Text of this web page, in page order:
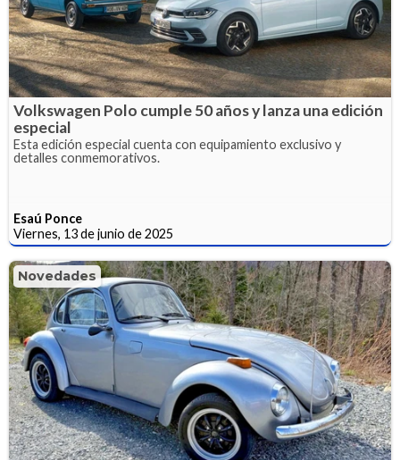
Volkswagen Polo cumple 50 años y lanza una edición
especial
Esta edición especial cuenta con equipamiento exclusivo y
detalles conmemorativos.
Esaú Ponce
Viernes, 13 de junio de 2025
Novedades